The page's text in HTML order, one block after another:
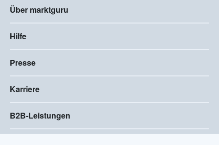
Über marktguru
Hilfe
Presse
Karriere
B2B-Leistungen